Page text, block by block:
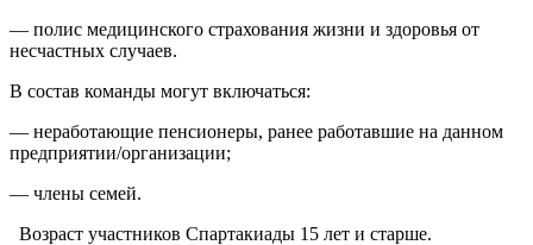
— полис медицинского страхования жизни и здоровья от
несчастных случаев.
В состав команды могут включаться:
— неработающие пенсионеры, ранее работавшие на данном
предприятии/организации;
— члены семей.
Возраст участников Спартакиады 15 лет и старше.